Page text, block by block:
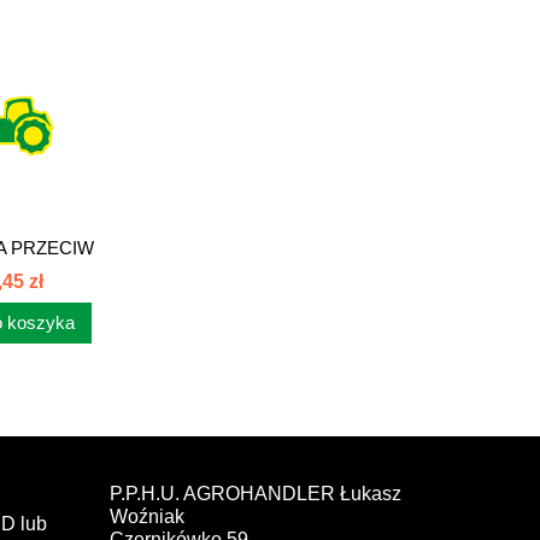
PRZECIW
SSK 45...
zł
koszyka
lub
P.P.H.U. AGROHANDLER Łukasz
Woźniak